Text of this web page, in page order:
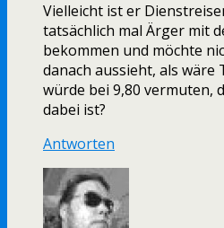
Vielleicht ist er
tatsächlich mal Ärger mit
bekommen und möchte
danach aussieht, als
würde bei 9,80 vermuten,
dabei ist?
Antworten